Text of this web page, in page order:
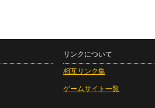
リンクについて
相互リンク集
ゲームサイト一覧